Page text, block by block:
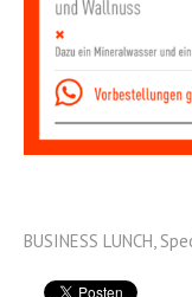
BUSINESS LUNCH